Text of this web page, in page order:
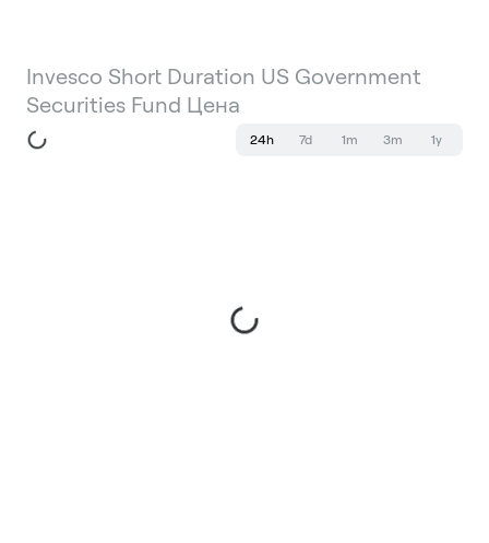
Invesco Short Duration US Government
Securities Fund Цена
24h 7d 1m 3m 1y